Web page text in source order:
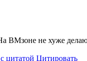
ВМзоне не хуже
цитатой Цитировать